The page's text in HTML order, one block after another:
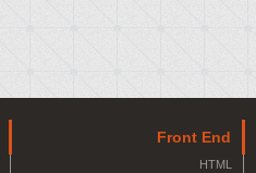
Front End
HTML